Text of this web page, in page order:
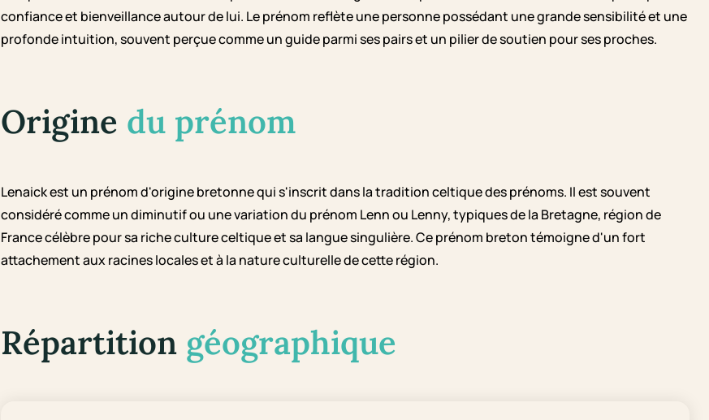
confiance et bienveillance autour de lui. Le prénom reflète une personne possédant une grande sensibilité et une
profonde intuition, souvent perçue comme un guide parmi ses pairs et un pilier de soutien pour ses proches.
Origine du prénom
Lenaick est un prénom d'origine bretonne qui s'inscrit dans la tradition celtique des prénoms. Il est souvent
considéré comme un diminutif ou une variation du prénom Lenn ou Lenny, typiques de la Bretagne, région de
France célèbre pour sa riche culture celtique et sa langue singulière. Ce prénom breton témoigne d'un fort
attachement aux racines locales et à la nature culturelle de cette région.
Répartition géographique